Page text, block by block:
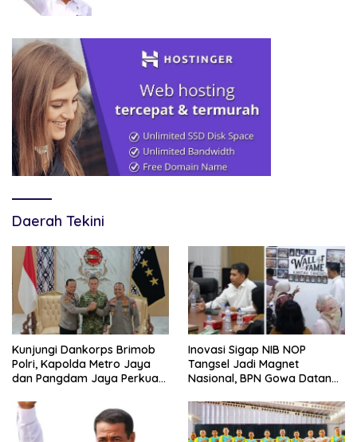
Daerah Tekini
Kunjungi Dankorps Brimob
Polri, Kapolda Metro Jaya
dan Pangdam Jaya Perkuat
Inovasi Sigap NIB NOP
Tangsel Jadi Magnet
Nasional, BPN Gowa Datang
Pertanahan